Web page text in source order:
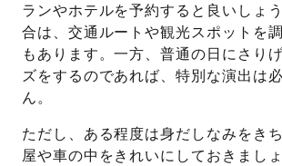
ランやホテルを予約すると良いしょ
合は、交通ルートや観光スポットを
もあります。一方、普通の日にさり
ズをするのであれば、特別な演出は
ん。
ただし、ある程度は身だしなみをき
屋や車の中をきれいにしておきまし